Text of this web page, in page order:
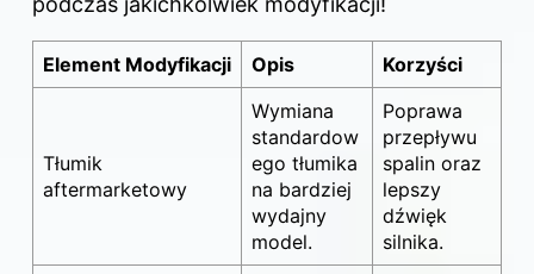
Element Modyfikacji Opis Korzyści
Tłumik
aftermarketowy
Wymiana
standardow
ego tłumika
na bardziej
wydajny
model.
Poprawa
przepływu
spalin oraz
lepszy
dźwięk
silnika.